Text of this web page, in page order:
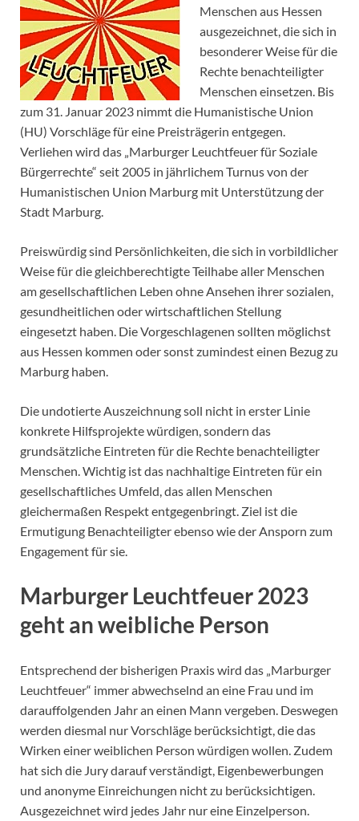
Menschen aus Hessen
ausgezeichnet, die sich in
besonderer Weise für die
Rechte benachteiligter
Menschen einsetzen. Bis
zum 31. Januar 2023 nimmt die Humanistische Union
(HU) Vorschläge für eine Preisträgerin entgegen.
Verliehen wird das „Marburger Leuchtfeuer für Soziale
Bürgerrechte“ seit 2005 in jährlichem Turnus von der
Humanistischen Union Marburg mit Unterstützung der
Stadt Marburg.
Preiswürdig sind Persönlichkeiten, die sich in vorbildlicher
Weise für die gleichberechtigte Teilhabe aller Menschen
am gesellschaftlichen Leben ohne Ansehen ihrer sozialen,
gesundheitlichen oder wirtschaftlichen Stellung
eingesetzt haben. Die Vorgeschlagenen sollten möglichst
aus Hessen kommen oder sonst zumindest einen Bezug zu
Marburg haben.
Die undotierte Auszeichnung soll nicht in erster Linie
konkrete Hilfsprojekte würdigen, sondern das
grundsätzliche Eintreten für die Rechte benachteiligter
Menschen. Wichtig ist das nachhaltige Eintreten für ein
gesellschaftliches Umfeld, das allen Menschen
gleichermaßen Respekt entgegenbringt. Ziel ist die
Ermutigung Benachteiligter ebenso wie der Ansporn zum
Engagement für sie.
Marburger Leuchtfeuer 2023
geht an weibliche Person
Entsprechend der bisherigen Praxis wird das „Marburger
Leuchtfeuer“ immer abwechselnd an eine Frau und im
darauffolgenden Jahr an einen Mann vergeben. Deswegen
werden diesmal nur Vorschläge berücksichtigt, die das
Wirken einer weiblichen Person würdigen wollen. Zudem
hat sich die Jury darauf verständigt, Eigenbewerbungen
und anonyme Einreichungen nicht zu berücksichtigen.
Ausgezeichnet wird jedes Jahr nur eine Einzelperson.